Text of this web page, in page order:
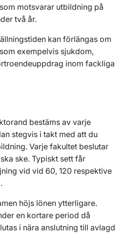
motsvarar utbildning på
två år.
kan förlängas om
exempelvis sjukdom,
inom fackliga
bestäms av varje
stegvis i takt med att du
Varje fakultet beslutar
ske. Typiskt sett får
vid vid 60, 120 respektive
höjs lönen ytterligare.
en kortare period då
i nära anslutning till avlagd